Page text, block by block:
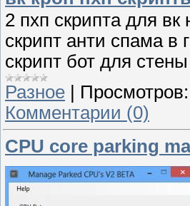
2 пхп скрипта для
скрипт анти спама в
скрипт бот для
Разное | Просмотров:
Комментарии (0)
CPU core parking